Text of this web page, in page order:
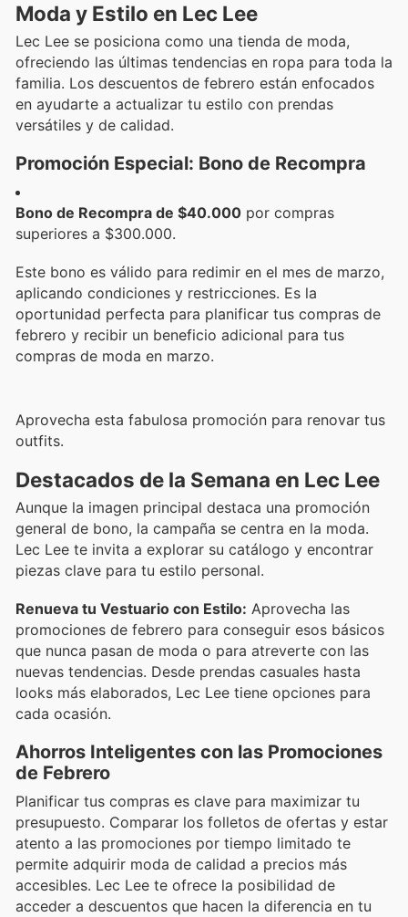
Moda y Estilo en Lec Lee
Lec Lee se posiciona como una tienda de moda,
ofreciendo las últimas tendencias en ropa para toda la
familia. Los descuentos de febrero están enfocados
en ayudarte a actualizar tu estilo con prendas
versátiles y de calidad.
Promoción Especial: Bono de Recompra
Bono de Recompra de $40.000 por compras
superiores a $300.000.
Este bono es válido para redimir en el mes de marzo,
aplicando condiciones y restricciones. Es la
oportunidad perfecta para planificar tus compras de
febrero y recibir un beneficio adicional para tus
compras de moda en marzo.
Aprovecha esta fabulosa promoción para renovar tus
outfits.
Destacados de la Semana en Lec Lee
Aunque la imagen principal destaca una promoción
general de bono, la campaña se centra en la moda.
Lec Lee te invita a explorar su catálogo y encontrar
piezas clave para tu estilo personal.
Renueva tu Vestuario con Estilo: Aprovecha las
promociones de febrero para conseguir esos básicos
que nunca pasan de moda o para atreverte con las
nuevas tendencias. Desde prendas casuales hasta
looks más elaborados, Lec Lee tiene opciones para
cada ocasión.
Ahorros Inteligentes con las Promociones
de Febrero
Planificar tus compras es clave para maximizar tu
presupuesto. Comparar los folletos de ofertas y estar
atento a las promociones por tiempo limitado te
permite adquirir moda de calidad a precios más
accesibles. Lec Lee te ofrece la posibilidad de
acceder a descuentos que hacen la diferencia en tu